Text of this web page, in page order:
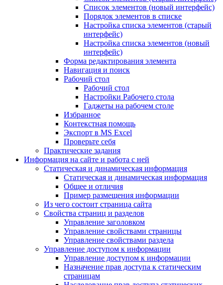
Список элементов (новый интерфейс)
Порядок элементов в списке
Настройка списка элементов (старый
интерфейс)
Настройка списка элементов (новый
интерфейс)
Форма редактирования элемента
Навигация и поиск
Рабочий стол
Рабочий стол
Настройки Рабочего стола
Гаджеты на рабочем столе
Избранное
Контекстная помощь
Экспорт в MS Excel
Проверьте себя
Практические задания
Информация на сайте и работа с ней
Статическая и динамическая информация
Статическая и динамическая информация
Общее и отличия
Пример размещения информации
Из чего состоит страница сайта
Свойства страниц и разделов
Управление заголовком
Управление свойствами страницы
Управление свойствами раздела
Управление доступом к информации
Управление доступом к информации
Назначение прав доступа к статическим
страницам